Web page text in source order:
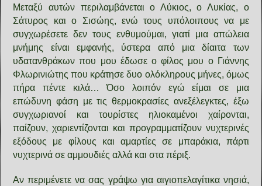
Μεταξύ αυτών περιλαμβάνεται ο Λύκιος, ο Λυκίας, ο
Σάτυρος και ο Σισώης, ενώ τους υπόλοιπους να με
συγχωρέσετε δεν τους ενθυμούμαι, γιατί μια απώλεια
μνήμης είναι εμφανής, ύστερα από μια δίαιτα των
υδατανθράκων που μου έδωσε ο φίλος μου ο Γιάννης
Φλωρινιώτης που κράτησε δυο ολόκληρους μήνες, όμως
πήρα πέντε κιλά… Όσο λοιπόν εγώ είμαι σε μια
επώδυνη φάση με τις θερμοκρασίες ανεξέλεγκτες, έξω
συγχωριανοί και τουρίστες ηλιοκαμένοι χαίρονται,
παίζουν, χαριεντίζονται και προγραμματίζουν νυχτερινές
εξόδους με φίλους και αμαρτίες σε μπαράκια, πάρτι
νυχτερινά σε αμμουδιές αλλά και στα πέριξ.
Αν περιμένετε να σας γράψω για αιγιοπελαγίτικα νησιά,